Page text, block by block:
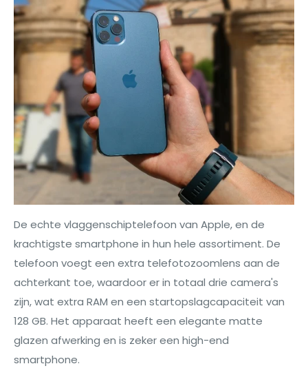
De echte vlaggenschiptelefoon van Apple, en de
krachtigste smartphone in hun hele assortiment. De
telefoon voegt een extra telefotozoomlens aan de
achterkant toe, waardoor er in totaal drie camera's
zijn, wat extra RAM en een startopslagcapaciteit van
128 GB. Het apparaat heeft een elegante matte
glazen afwerking en is zeker een high-end
smartphone.